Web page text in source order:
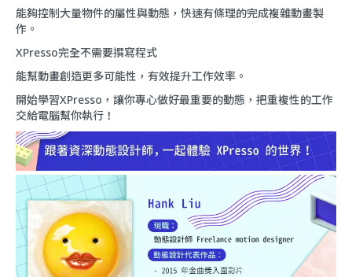
能夠控制大量物件的屬性與動態，快速有條理的完成複雜動畫製
作。
XPresso完全不需要撰寫程式
能幫動畫創造更多可能性，有效提升工作效率。
開始學習XPresso，讓你專心做好最重要的動態，把重複性的工作
交給電腦幫你執行！